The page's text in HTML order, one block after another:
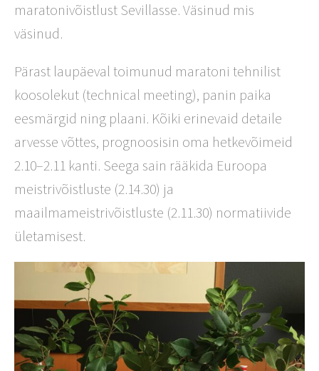
maratonivõistlust Sevillasse. Väsinud mis
väsinud.
Pärast laupäeval toimunud maratoni tehnilist
koosolekut (technical meeting), panin paika
eesmärgid ning plaani. Kõiki erinevaid detaile
arvesse võttes, prognoosisin oma hetkevõimeid
2.10–2.11 kanti. Seega sain rääkida Euroopa
meistrivõistluste (2.14.30) ja
maailmameistrivõistluste (2.11.30) normatiivide
ületamisest.